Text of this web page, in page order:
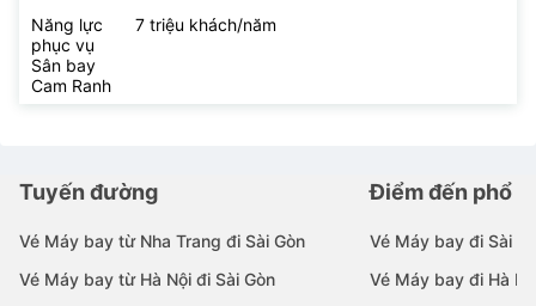
Năng lực
phục vụ
Sân bay
Cam Ranh
7 triệu khách/năm
Tuyến đường
Vé Máy bay từ Nha Trang đi Sài Gòn
Vé Máy bay từ Hà Nội đi Sài Gòn
Điểm đến phổ
Vé Máy bay đi Sài
Vé Máy bay đi Hà